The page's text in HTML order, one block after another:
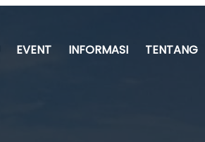
EVENT INFORMASI
TENTANG